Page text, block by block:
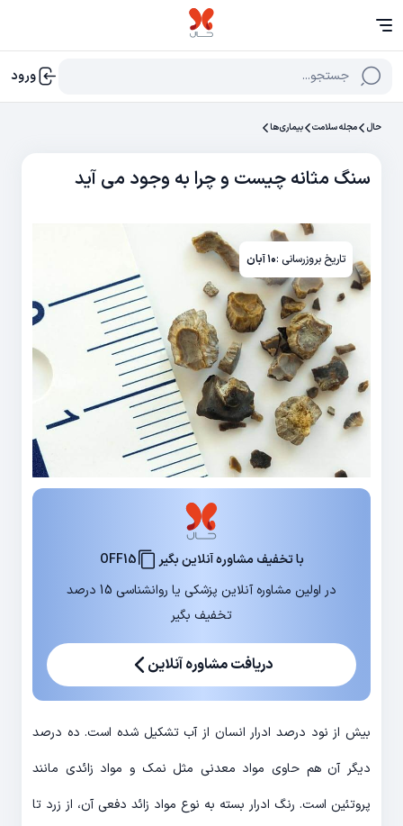
جستجو... ورود
حال مجله سلامت بیماری‌ها
سنگ مثانه چیست و چرا به وجود می آید
تاریخ بروزرسانی :۱۰ آبان
با تخفیف مشاوره آنلاین بگیر
OFF15
در اولین مشاوره آنلاین پزشکی یا روانشناسی 15 درصد
تخفیف بگیر
دریافت مشاوره آنلاین
بیش از نود درصد ادرار انسان از آب تشکیل شده است. ده درصد
دیگر آن هم حاوی مواد معدنی مثل نمک و مواد زائدی مانند
پروتئین است. رنگ ادرار بسته به نوع مواد زائد دفعی آن، از زرد تا